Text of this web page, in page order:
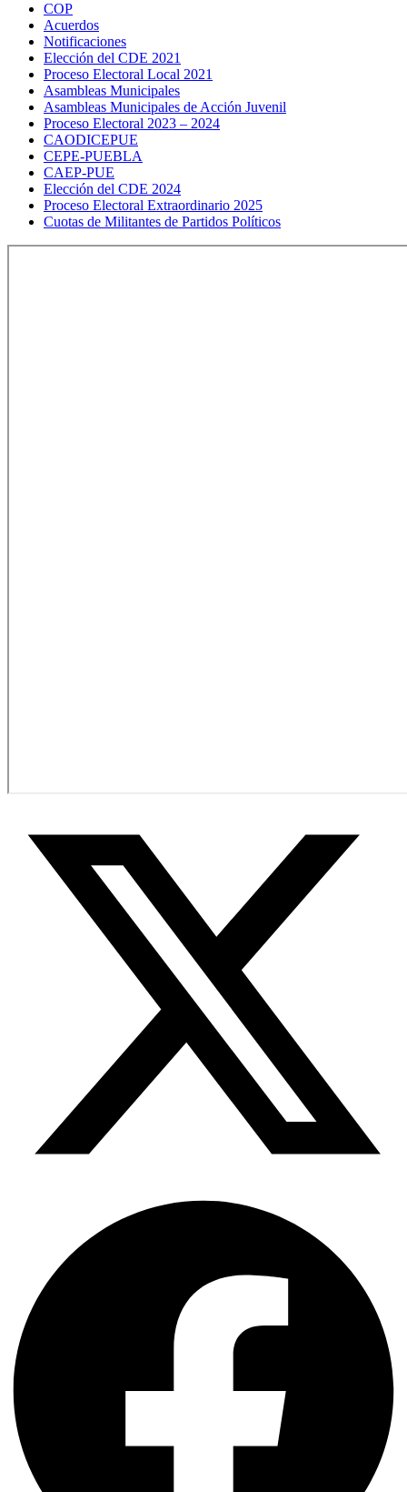
COP
Acuerdos
Notificaciones
Elección del CDE 2021
Proceso Electoral Local 2021
Asambleas Municipales
Asambleas Municipales de Acción Juvenil
Proceso Electoral 2023 – 2024
CAODICEPUE
CEPE-PUEBLA
CAEP-PUE
Elección del CDE 2024
Proceso Electoral Extraordinario 2025
Cuotas de Militantes de Partidos Políticos